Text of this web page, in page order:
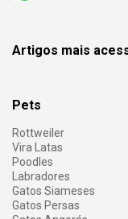
Artigos mais
Pets
Rottweiler
Vira Latas
Poodles
Labradores
Gatos Siameses
Gatos Persas